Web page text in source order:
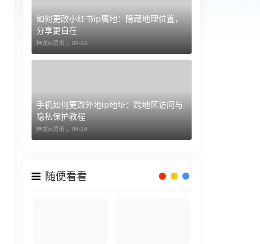
如何更改小红书ip属地：隐藏地理位置，
分享更自在
神龙ip资讯 ， 09-24
手机如何更改外地ip地址：跨地区访问与
隐私保护教程
神龙ip资讯 ， 06-16
随便看看